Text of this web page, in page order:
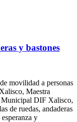
y bastones
movilidad a personas
Maestra
Municipal DIF Xalisco,
de ruedas, andaderas
y